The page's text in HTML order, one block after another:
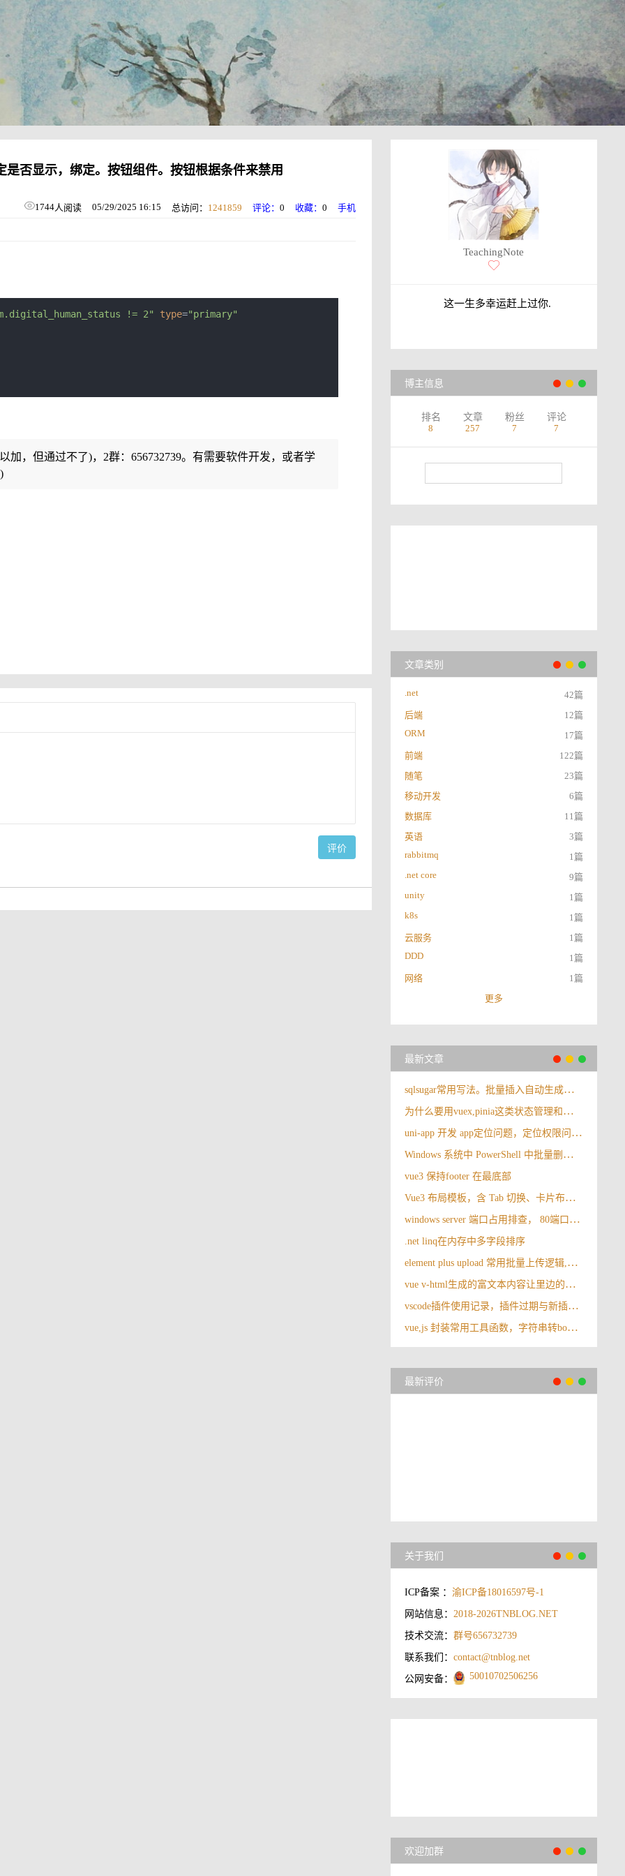
是否显示，绑定。按钮组件。按钮根据条件来禁用
1744人阅读 05/29/2025 16:15 总访问： 1241859 评论：0 收藏：0 手机
!= 2" type="primary"
加，但通过不了)，2群：656732739。有需要软件开发，或者学
评价
TeachingNote
这一生多幸运赶上过你.
博主信息
排名
8
文章
257
粉丝
7
评论
7
文章类别
.net
42篇
后端
12篇
ORM
17篇
前端
122篇
随笔
23篇
移动开发
6篇
数据库
11篇
英语
3篇
rabbitmq
1篇
.net core
9篇
unity
1篇
k8s
1篇
云服务
1篇
DDD
1篇
网络
1篇
更多
最新文章
sqlsugar常用写法。批量插入自动生成雪花id返回雪花id。更新指定的字段
为什么要用vuex,pinia这类状态管理和直接封装全局方法来使用有什么区别么？有什么好处呢？
uni-app 开发 app定位问题，定位权限问题，权限申请里边没有定位的选项，地图 。
Windows 系统中 PowerShell 中批量删除指定后缀的文件，比如删除vue3打包生成的.vue.js
vue3 保持footer 在最底部
Vue3 布局模板，含 Tab 切换、卡片布局、好看的渐变色搭配
windows server 端口占用排查， 80端口被占用解决
.net linq在内存中多字段排序
element plus upload 常用批量上传逻辑,批量上传附件，存储json字符串的方式
vue v-html生成的富文本内容让里边的图片最大宽度为100%
vscode插件使用记录，插件过期与新插件对应记录
vue,js 封装常用工具函数，字符串转bool,字符串转数字
最新评价
关于我们
ICP备案 ：渝ICP备18016597号-1
网站信息：2018-2026TNBLOG.NET
技术交流：群号656732739
联系我们：contact@tnblog.net
公网安备： 50010702506256
欢迎加群